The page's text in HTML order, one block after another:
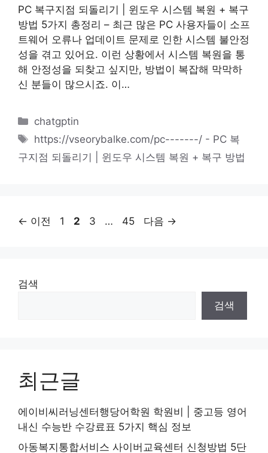
PC 복구지점 되돌리기 | 윈도우 시스템 복원 + 복구
방법 5가지 총정리 – 최근 많은 PC 사용자들이 소프
트웨어 오류나 업데이트 문제로 인한 시스템 불안정
성을 겪고 있어요. 이런 상황에서 시스템 복원을 통
해 안정성을 되찾고 싶지만, 방법이 복잡해 막막하
신 분들이 많으시죠. 이…
카
테
리
chatgptin
태
그
https://vseorybalke.com/pc-------/ - PC 복
구지점 되돌리기 | 윈도우 시스템 복원 + 복구 방법
← 이전
페
1
페
2
페
3 …
페
45 다음 →
검색
검색
최근글
에이비씨러닝센터행당어학원 학원비 | 중고등 영어
내신 수능반 수강료표 5가지 핵심 정보
아동복지통합서비스 사이버교육센터 신청방법 5단